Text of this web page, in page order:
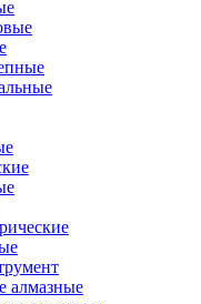
алмазные